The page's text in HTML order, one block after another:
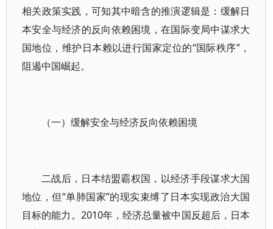
相关政策实践，可知其中暗含的推演逻辑是：缓解日
本安全与经济的反向依赖困境，在国际变局中谋求大
国地位，维护日本赖以进行国家定位的“国际秩序”，
阻遏中国崛起。
（一）缓解安全与经济反向依赖困境
二战后，日本结盟霸权国，以经济手段谋求大国
地位，但“单肺国家”的现实束缚了日本实现政治大国
目标的能力。2010年，经济总量被中国反超后，日本